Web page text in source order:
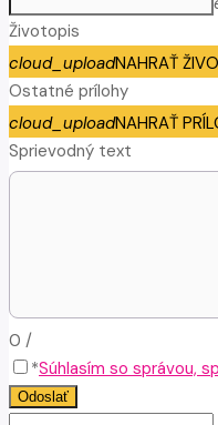
Životopis
cloud_uploadNAHRAŤ
Ostatné prílohy
cloud_uploadNAHRAŤ
Sprievodný text
0 /
*Súhlasím so správou,
Odoslať